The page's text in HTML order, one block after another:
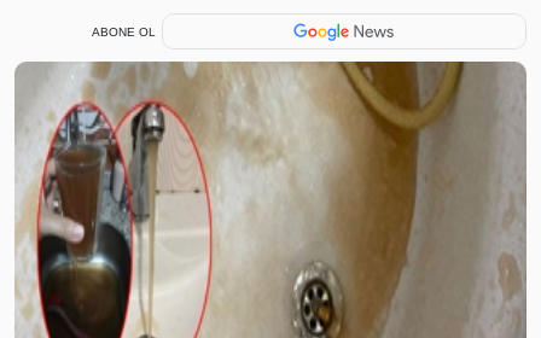
ABONE OL